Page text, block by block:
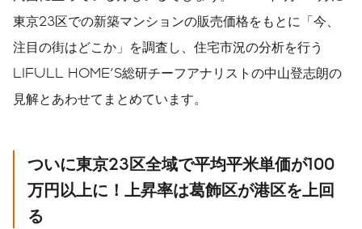
東京23区での新築マンションの販売価格をもとに「今、
注目の街はどこか」を調査し、住宅市況の分析を行う
LIFULL HOME'S総研チーフアナリストの中山登志朗の
見解とあわせてまとめています。
ついに東京23区全域で平均平米単価が100
万円以上に！上昇率は葛飾区が港区を上回
る